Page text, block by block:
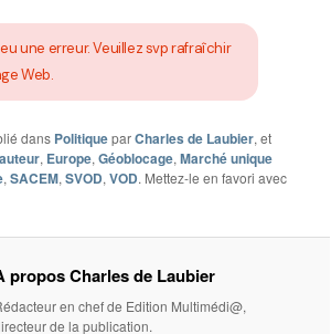
eu une erreur. Veuillez svp rafraîchir
Web.
dans PolitiqueparCharles de Laubier, et
, Europe,Géoblocage,Marché unique
,SACEM,SVOD,VOD. Mettez-le en favori avec
propos Charles de Laubier
en chef de Edition Multimédi@,
de la publication.